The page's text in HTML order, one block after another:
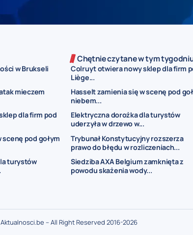
w Brukseli
mieczem
dla firm pod
pod gołym
turystów
Chętnie czytane w tym
Colruyt otwiera nowy sklep dla firm
Liège...
Hasselt zamienia się w scenę pod
niebem...
Elektryczna dorożka dla turystów
uderzyła w drzewo w...
Trybunał Konstytucyjny rozszerza
prawo do błędu w rozliczeniach...
Siedziba AXA Belgium zamknięta z
powodu skażenia wody...
Aktualnosci.be – All Right Reserved 2016-2026